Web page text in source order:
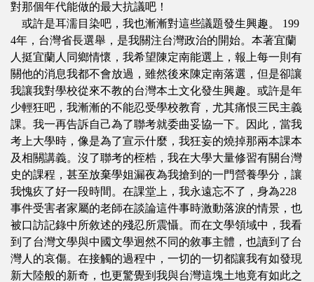
對那個年代能做的最大抗議吧！
或許是耳濡目染吧，我也漸漸對這些議題發生興趣。 199
4年，台灣省長選舉，是我關注台灣政治的開始。本著宜蘭
人挺宜蘭人同鄉情懷，我希望陳定南能選上，報上每一則有
關他的消息我都不會放過，雖然後來陳定南落選，但是卻讓
我讓我對學校從來不教的台灣本土文化發生興趣。或許是年
少輕狂吧，我漸漸的不能忍受學校教育，尤其痛恨三民主義
課。我一再告訴自己為了聯考就委曲妥協一下。因此，當我
考上大學時，像是為了宣示什麼，我狂妄的燒掉那兩本課本
及相關講義。沒了聯考的桎梏，我在大學大量修習有關台灣
史的課程，甚至放棄學姐漏夜為我搶到的一門營養學分，讓
我愧疚了好一段時間。在課堂上，我永遠忘不了，身為228
事件受害者家屬的老師在談論這件事時激動落淚的情景，也
被口訪記錄中所敘述的殘忍所震懾。而在文學領域中，我看
到了台灣文學與中國文學迥然不同的敘事主體，也讀到了台
灣人的哀傷。在接觸的過程中，一切的一切都讓我有如發現
新大陸般的新奇，也更驚覺到我與台灣這塊土地竟有如此之